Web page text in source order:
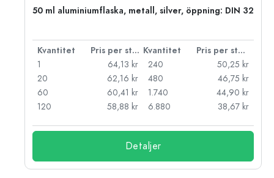
50 ml aluminiumflaska, metall, silver, öppning: DIN 32
Kvantitet Pris per styck Kvantitet
Pris per styck
1
64,13 kr
20
62,16 kr
60
60,41 kr
120
58,88 kr
240
50,25 kr
480
46,75 kr
1.740
44,90 kr
6.880
38,67 kr
Detaljer